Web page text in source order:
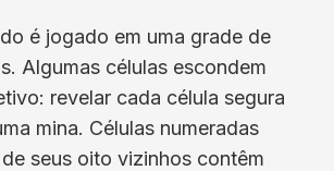
é jogado em uma grade de
Algumas células escondem
revelar cada célula segura
mina. Células numeradas
seus oito vizinhos contêm